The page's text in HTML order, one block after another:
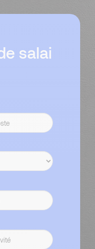
salai